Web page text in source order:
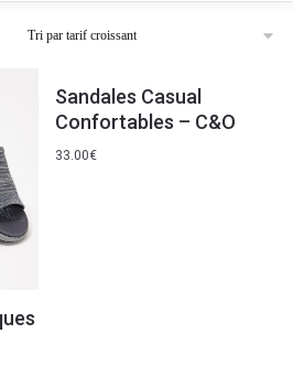
Sandales Casual
Confortables – C&O
33.00€